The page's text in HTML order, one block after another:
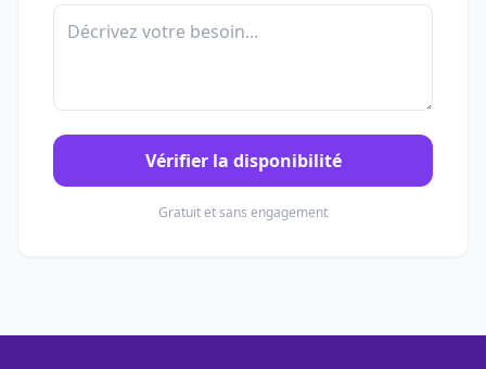
Vérifier la disponibilité
Gratuit et sans engagement